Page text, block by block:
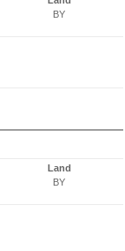
BY
Land
BY